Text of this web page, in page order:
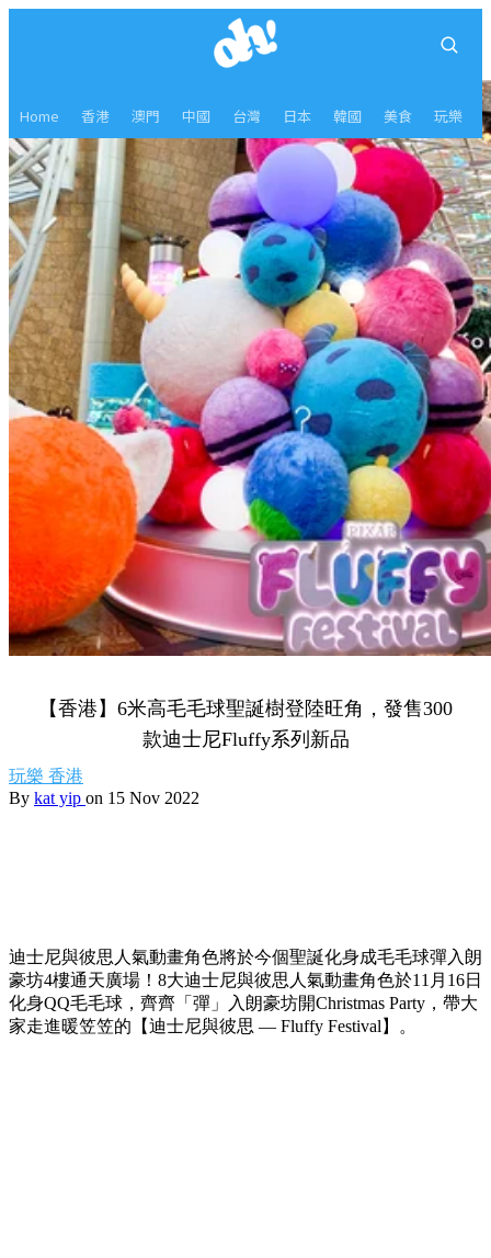
Home 香港 澳門 中國 台灣 日本 韓國 美食 玩樂
【香港】6米高毛毛球聖誕樹登陸旺角，發售300
款迪士尼Fluffy系列新品
玩樂 香港
By kat yip on 15 Nov 2022
迪士尼與彼思人氣動畫角色將於今個聖誕化身成毛毛球彈入朗
豪坊4樓通天廣場！8大迪士尼與彼思人氣動畫角色於11月16日
化身QQ毛毛球，齊齊「彈」入朗豪坊開Christmas Party，帶大
家走進暖笠笠的【迪士尼與彼思 — Fluffy Festival】。